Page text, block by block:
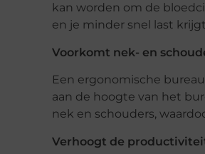
kan worden om de
en je minder snel last
Voorkomt nek- en
Een ergonomische
aan de hoogte van het
nek en schouders,
Verhoogt de